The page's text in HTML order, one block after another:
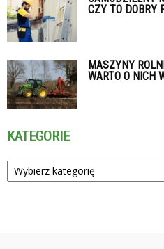
CZY TO DOBRY
MASZYNY
WARTO O NICH
KATEGORIE
Kategorie